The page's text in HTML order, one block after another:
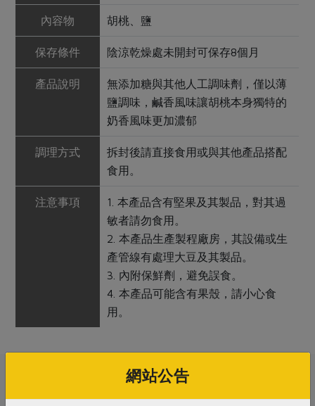
內容物 胡桃、鹽
保存條件 陰涼乾燥處未開封可保存8個月
產品說明
無添加糖與其他人工調味劑，僅以薄
鹽調味，鹹香風味讓胡桃本身獨特的
奶香風味更加濃郁
調理方式
拆封後請直接食用或與其他產品搭配
食用。
注意事項
1. 本產品含有堅果及其製品，對其過
敏者請勿食用。
2. 本產品生產製程廠房，其設備或生
產管線有處理大豆及其製品。
3. 內附保鮮劑，避免誤食。
4. 本產品可能含有果殼，請小心食
用。
關鍵字
網站公告